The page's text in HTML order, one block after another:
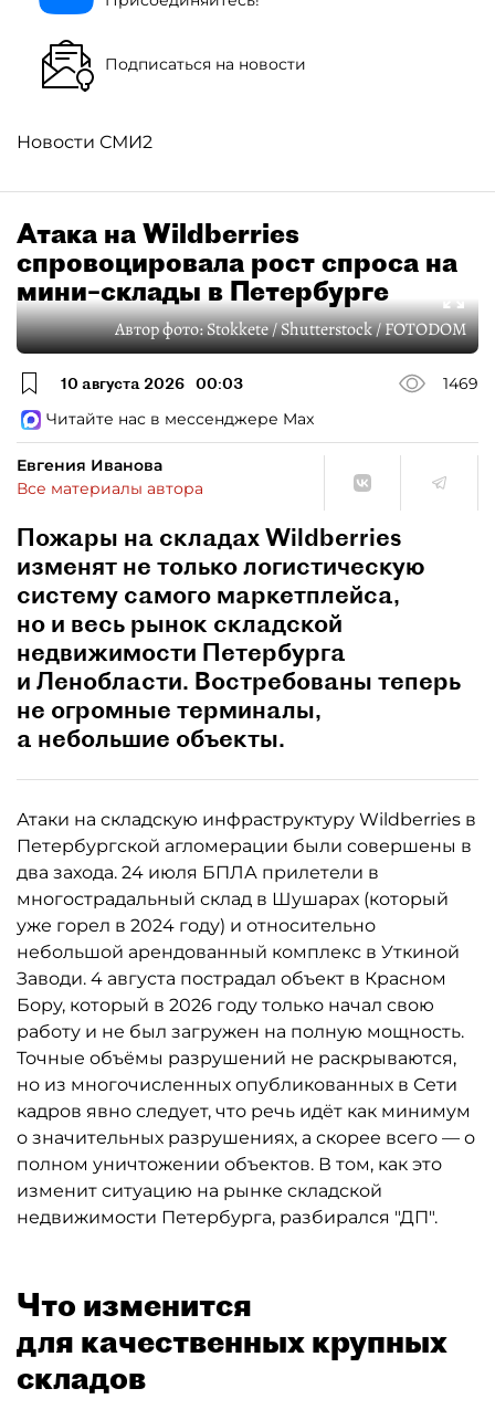
Подписаться на новости
Новости СМИ2
Атака на Wildberries
спровоцировала рост спроса на
мини–склады в Петербурге
Автор фото:Stokkete / Shutterstock / FOTODOM
10 августа 2026 00:03
1469
Читайте нас в мессенджере Max
Евгения Иванова
Все материалы автора
Пожары на складах Wildberries
изменят не только логистическую
систему самого маркетплейса,
но и весь рынок складской
недвижимости Петербурга
и Ленобласти. Востребованы теперь
не огромные терминалы,
а небольшие объекты.
Атаки на складскую инфраструктуру Wildberries в
Петербургской агломерации были совершены в
два захода. 24 июля БПЛА прилетели в
многострадальный склад в Шушарах (который
уже горел в 2024 году) и относительно
небольшой арендованный комплекс в Уткиной
Заводи. 4 августа пострадал объект в Красном
Бору, который в 2026 году только начал свою
работу и не был загружен на полную мощность.
Точные объёмы разрушений не раскрываются,
но из многочисленных опубликованных в Сети
кадров явно следует, что речь идёт как минимум
о значительных разрушениях, а скорее всего — о
полном уничтожении объектов. В том, как это
изменит ситуацию на рынке складской
недвижимости Петербурга, разбирался "ДП".
Что изменится
для качественных крупных
складов